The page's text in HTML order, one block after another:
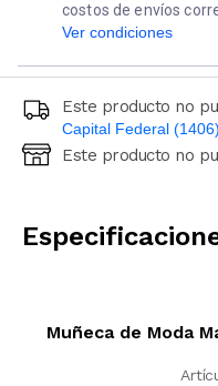
costos de envíos
Ver condiciones
Este producto no
Capital Federal (1406)
Ingresá código postal
Este producto no
Muñeca de Moda